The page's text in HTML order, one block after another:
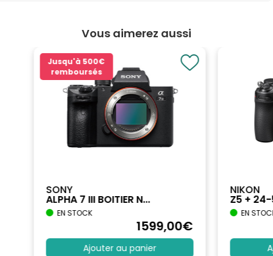
Vous aimerez aussi
Jusqu'à 500€
remboursés
SONY
ALPHA 7 III BOITIER N...
EN STOCK
1599,00€
Ajouter au panier
NIKON
Z5 +
EN